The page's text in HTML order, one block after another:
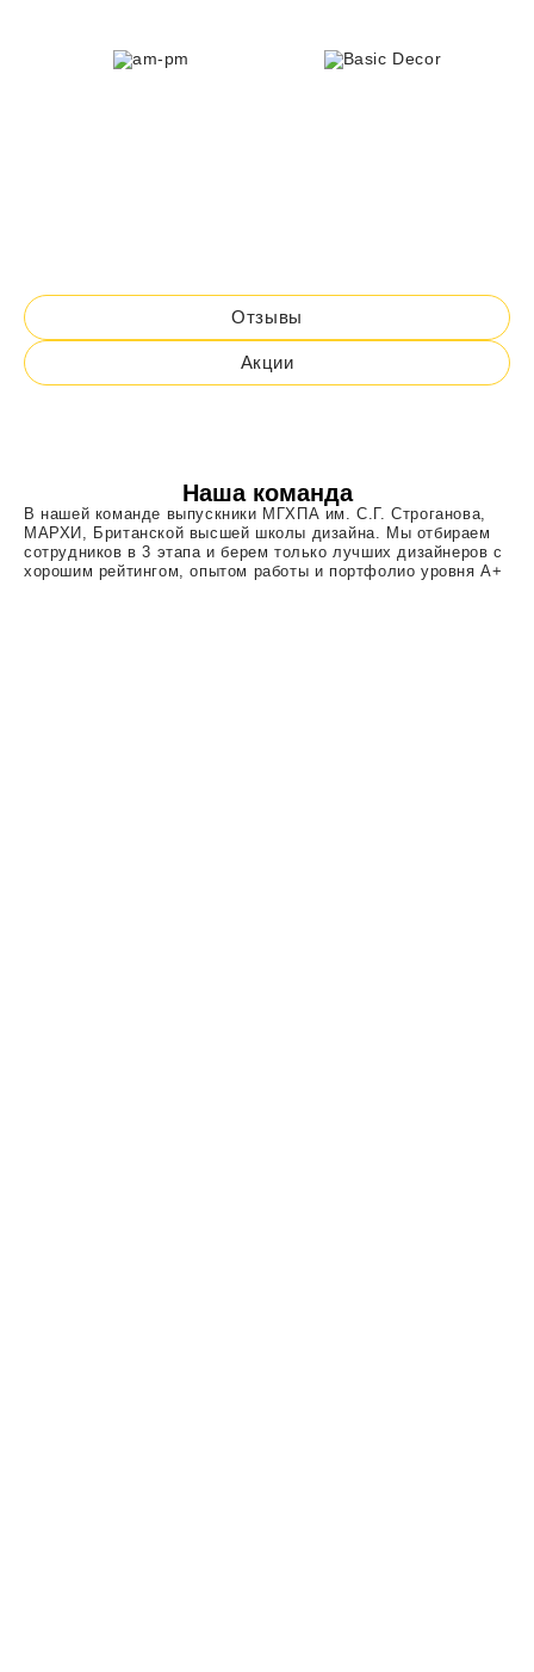
Отзывы
Акции
Наша команда
В нашей команде выпускники МГХПА им. С.Г. Строганова,
МАРХИ, Британской высшей школы дизайна. Мы отбираем
сотрудников в 3 этапа и берем только лучших дизайнеров с
хорошим рейтингом, опытом работы и портфолио уровня A+